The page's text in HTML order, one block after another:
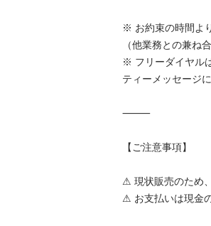
※ お約束の時間よ
（他業務との兼ね
※ フリーダイヤル
ティーメッセージ
⸻
【ご注意事項】
⚠ 現状販売のため
⚠ お支払いは現金